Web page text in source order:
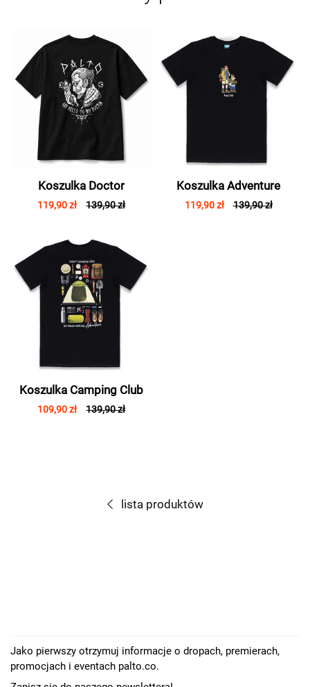
Koszulka Doctor
119,90 zł 139,90 zł
Koszulka Adventure
119,90 zł 139,90 zł
Koszulka Camping Club
109,90 zł 139,90 zł
lista produktów
Jako pierwszy otrzymuj informacje o dropach, premierach,
promocjach i eventach palto.co.